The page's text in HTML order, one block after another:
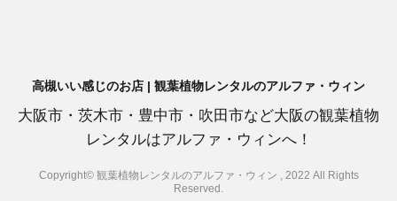
高槻いい感じのお店 | 観葉植物レンタルのアルファ・ウィン
大阪市・茨木市・豊中市・吹田市など大阪の観葉植物
レンタルはアルファ・ウィンへ！
Copyright© 観葉植物レンタルのアルファ・ウィン , 2022 All Rights
Reserved.